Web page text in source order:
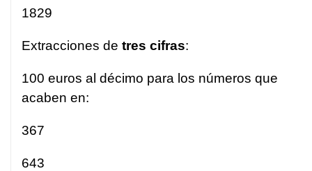
1829
Extracciones de tres cifras:
100 euros al décimo para los números que
acaben en:
367
643